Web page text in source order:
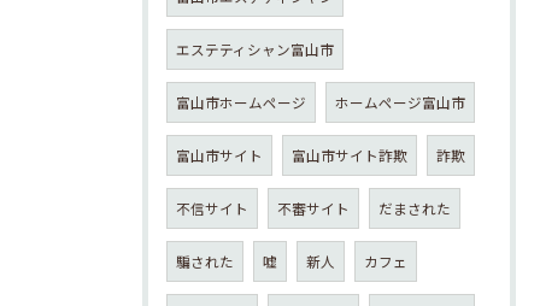
エステティシャン富山市
富山市ホームページ ホームページ富山市
富山市サイト 富山市サイト詐欺 詐欺
不信サイト 不審サイト だまされた
騙された 嘘 新人 カフェ